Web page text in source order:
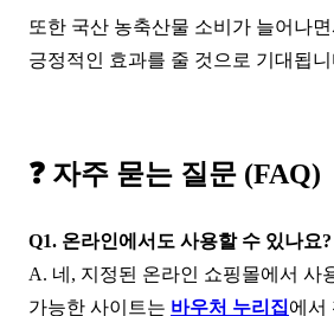
또한 국산 농축산물 소비가 늘어나
긍정적인 효과를 줄 것으로 기대됩니
❓ 자주 묻는 질문 (FAQ)
Q1. 온라인에서도 사용할 수 있나요?
A. 네, 지정된 온라인 쇼핑몰에서 사
가능한 사이트는 바우처 누리집에서